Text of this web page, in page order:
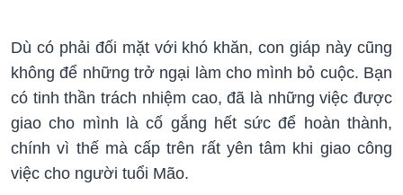
Dù có phải đối mặt với khó khăn, con giáp này cũng
không để những trở ngại làm cho mình bỏ cuộc. Bạn
có tinh thần trách nhiệm cao, đã là những việc được
giao cho mình là cố gắng hết sức để hoàn thành,
chính vì thế mà cấp trên rất yên tâm khi giao công
việc cho người tuổi Mão.